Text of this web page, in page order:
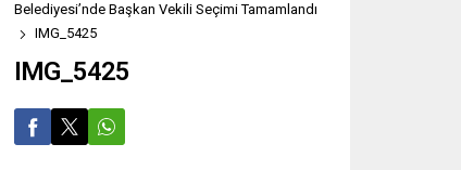
Belediyesi’nde Başkan Vekili Seçimi Tamamlandı
IMG_5425
IMG_5425